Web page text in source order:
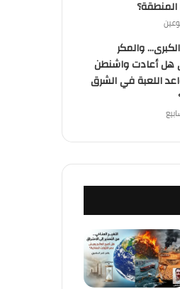
المنطقة؟
والمكر
هل أعادت واشنطن
اللعبة في الشرق